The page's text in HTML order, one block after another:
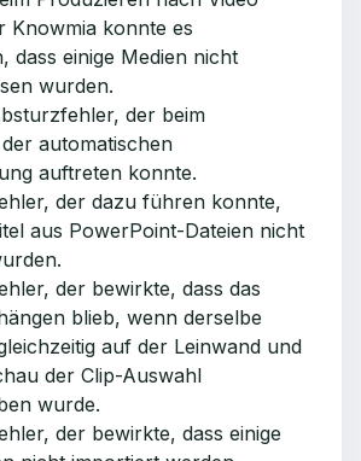
Knowmia konnte es
dass einige Medien nicht
wurden.
der beim
automatischen
auftreten konnte.
der dazu führen konnte,
aus PowerPoint-Dateien nicht
der bewirkte, dass das
blieb, wenn derselbe
auf der Leinwand und
der Clip-Auswahl
wurde.
der bewirkte, dass einige